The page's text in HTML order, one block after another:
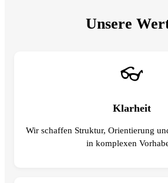
Unsere
👓
Klarheit
Wir schaffen Struktur, Orientierung
in komplexen